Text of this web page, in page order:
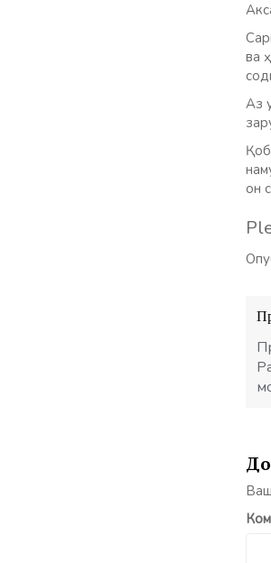
ва
Аз
он
по